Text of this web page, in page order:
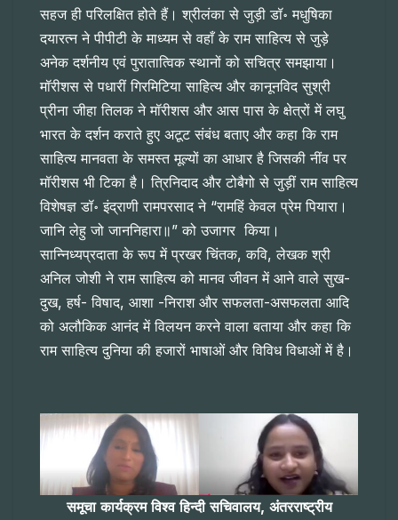
सहज ही परिलक्षित होते हैं। श्रीलंका से जुड़ी डॉ॰ मधुषिका
दयारत्न ने पीपीटी के माध्यम से वहाँ के राम साहित्य से जुड़े
अनेक दर्शनीय एवं पुरातात्विक स्थानों को सचित्र समझाया।
मॉरीशस से पधारीं गिरमिटिया साहित्य और कानूनविद सुश्री
प्रीना जीहा तिलक ने मॉरीशस और आस पास के क्षेत्रों में लघु
भारत के दर्शन कराते हुए अटूट संबंध बताए और कहा कि राम
साहित्य मानवता के समस्त मूल्यों का आधार है जिसकी नींव पर
मॉरीशस भी टिका है। त्रिनिदाद और टोबैगो से जुड़ीं राम साहित्य
विशेषज्ञ डॉ॰ इंद्राणी रामपरसाद ने “रामहिं केवल प्रेम पियारा।
जानि लेहु जो जाननिहारा॥” को उजागर किया।
सान्निध्यप्रदाता के रूप में प्रखर चिंतक, कवि, लेखक श्री
अनिल जोशी ने राम साहित्य को मानव जीवन में आने वाले सुख-
दुख, हर्ष- विषाद, आशा -निराश और सफलता-असफलता आदि
को अलौकिक आनंद में विलयन करने वाला बताया और कहा कि
राम साहित्य दुनिया की हजारों भाषाओं और विविध विधाओं में है।
समूचा कार्यक्रम विश्व हिन्दी सचिवालय, अंतरराष्ट्रीय